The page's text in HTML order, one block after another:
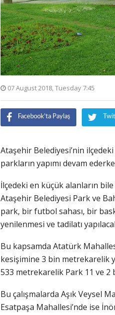
07 August 2018, Tuesday 7:45
Facebook'ta Paylaş
Ataşehir Belediyesi’nin
parkların yapımı devam
İlçedeki en küçük alanların
Ataşehir Belediyesi Park ve
park, bir futbol sahası, bir
yenilenmesi ve tadilatı
Bu kapsamda Atatürk
kesişimine 3 bin metrekarelik
533 metrekarelik Park 11 ve 2
Bu çalışmalarda Aşık Veysel
Esatpaşa Mahallesi’nde ise